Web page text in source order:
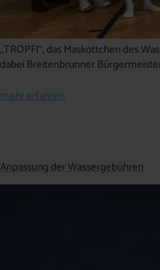
„TROPFI“, das Maskottchen des
dabei Breitenbrunner
mehr erfahren
Anpassung der Wassergebühren